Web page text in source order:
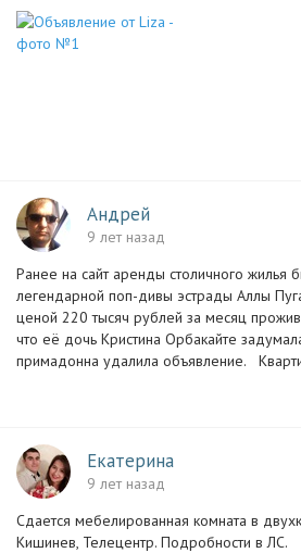
Андрей
9 лет назад
Ранее на сайт аренды столичного жилья
легендарной поп-дивы эстрады Аллы
ценой 220 тысяч рублей за месяц
что её дочь Кристина Орбакайте
примадонна удалила объявление.
Екатерина
9 лет назад
Сдается мебелированная комната в
Кишинев, Телецентр. Подробности в ЛС.